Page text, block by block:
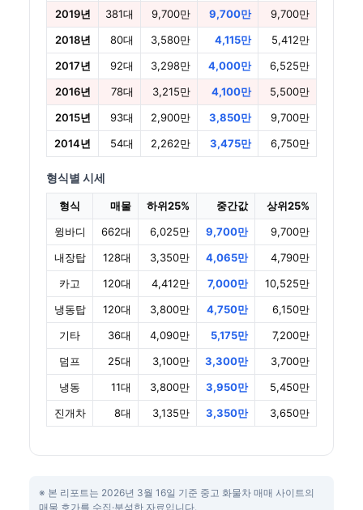
2019년
381대 9,700만 9,700만
9,700만
2018년
80대 3,580만 4,115만
5,412만
2017년
92대 3,298만 4,000만
6,525만
2016년
78대 3,215만 4,100만
5,500만
2015년
93대 2,900만 3,850만
9,700만
2014년
54대 2,262만 3,475만 6,750만
형식별 시세
형식 매물 하위25% 중간값
상위25%
윙바디
662대 6,025만 9,700만
9,700만
내장탑
128대 3,350만 4,065만
4,790만
카고
120대 4,412만 7,000만
10,525만
냉동탑
120대 3,800만 4,750만
6,150만
기타
36대 4,090만 5,175만
7,200만
덤프
25대 3,100만 3,300만
3,700만
냉동
11대 3,800만 3,950만
5,450만
진개차
8대 3,135만 3,350만 3,650만
※ 본 리포트는 2026년 3월 16일 기준 중고 화물차 매매 사이트의
매물 호가를 수집·분석한 자료입니다.